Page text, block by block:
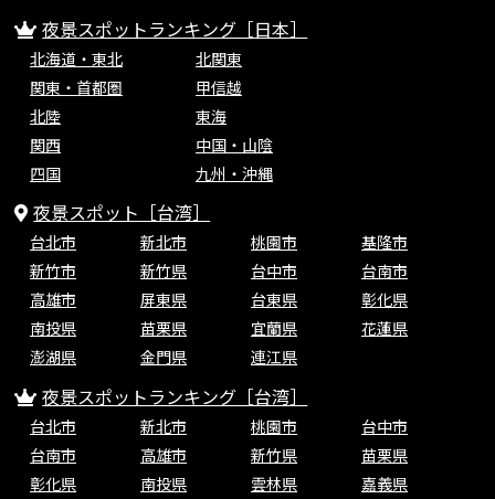
夜景スポットランキング［日本］
北海道・東北
北関東
関東・首都圏
甲信越
北陸
東海
関西
中国・山陰
四国
九州・沖縄
夜景スポット［台湾］
台北市 新北市 桃園市
基隆市
新竹市
新竹県 台中市
台南市
高雄市
屏東県 台東県
彰化県
南投県
苗栗県 宜蘭県
花蓮県
澎湖県
金門県 連江県
夜景スポットランキング［台湾］
台北市 新北市 桃園市
台中市
台南市
高雄市 新竹県
苗栗県
彰化県
南投県 雲林県
嘉義県